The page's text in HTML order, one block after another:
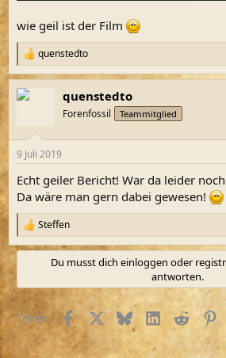
wie geil ist der Film
R
e
a
k
e
:
quenstedto
quenstedto
Forenfossil Teammitglied
9 Juli 2019
Echt geiler Bericht! War da leider
Da wäre man gern dabei gewesen!
R
e
a
o
n
e
n
Steffen
Du musst dich einloggen oder
antworten.
Teilen: FacebookX (Twitter)
BlueskyLinkedIn
Reddit